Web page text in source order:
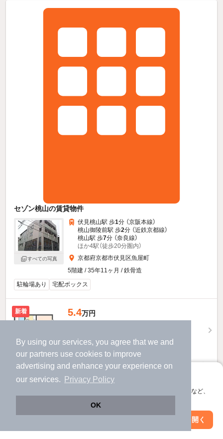
By using our services, you agree that we and
our partners use cookies to improve
advertising and enhance your experience on
our services.
Privacy Policy
OK
アプリに切り替えて、サクサクお部屋探し
会員登録なしですぐ使える。マップ検索やお気に入り保存など、
アプリを開く
セゾン桃山の賃貸物件
すべての写真
伏見桃山駅 歩1分 （京阪本線）
桃山御陵前駅 歩2分 （近鉄京都線）
桃山駅 歩7分 （奈良線）
ほか4駅（徒歩20分圏内）
京都府京都市伏見区魚屋町
5階建 / 35年11ヶ月 / 鉄骨造
駐輪場あり
宅配ボックス
新着 5.4万円
50,000円
4階 / 1K / 20.8㎡
お問い合わせ （無料）
セゾン桃山のすべての部屋を見る
絞り込み条件を変更